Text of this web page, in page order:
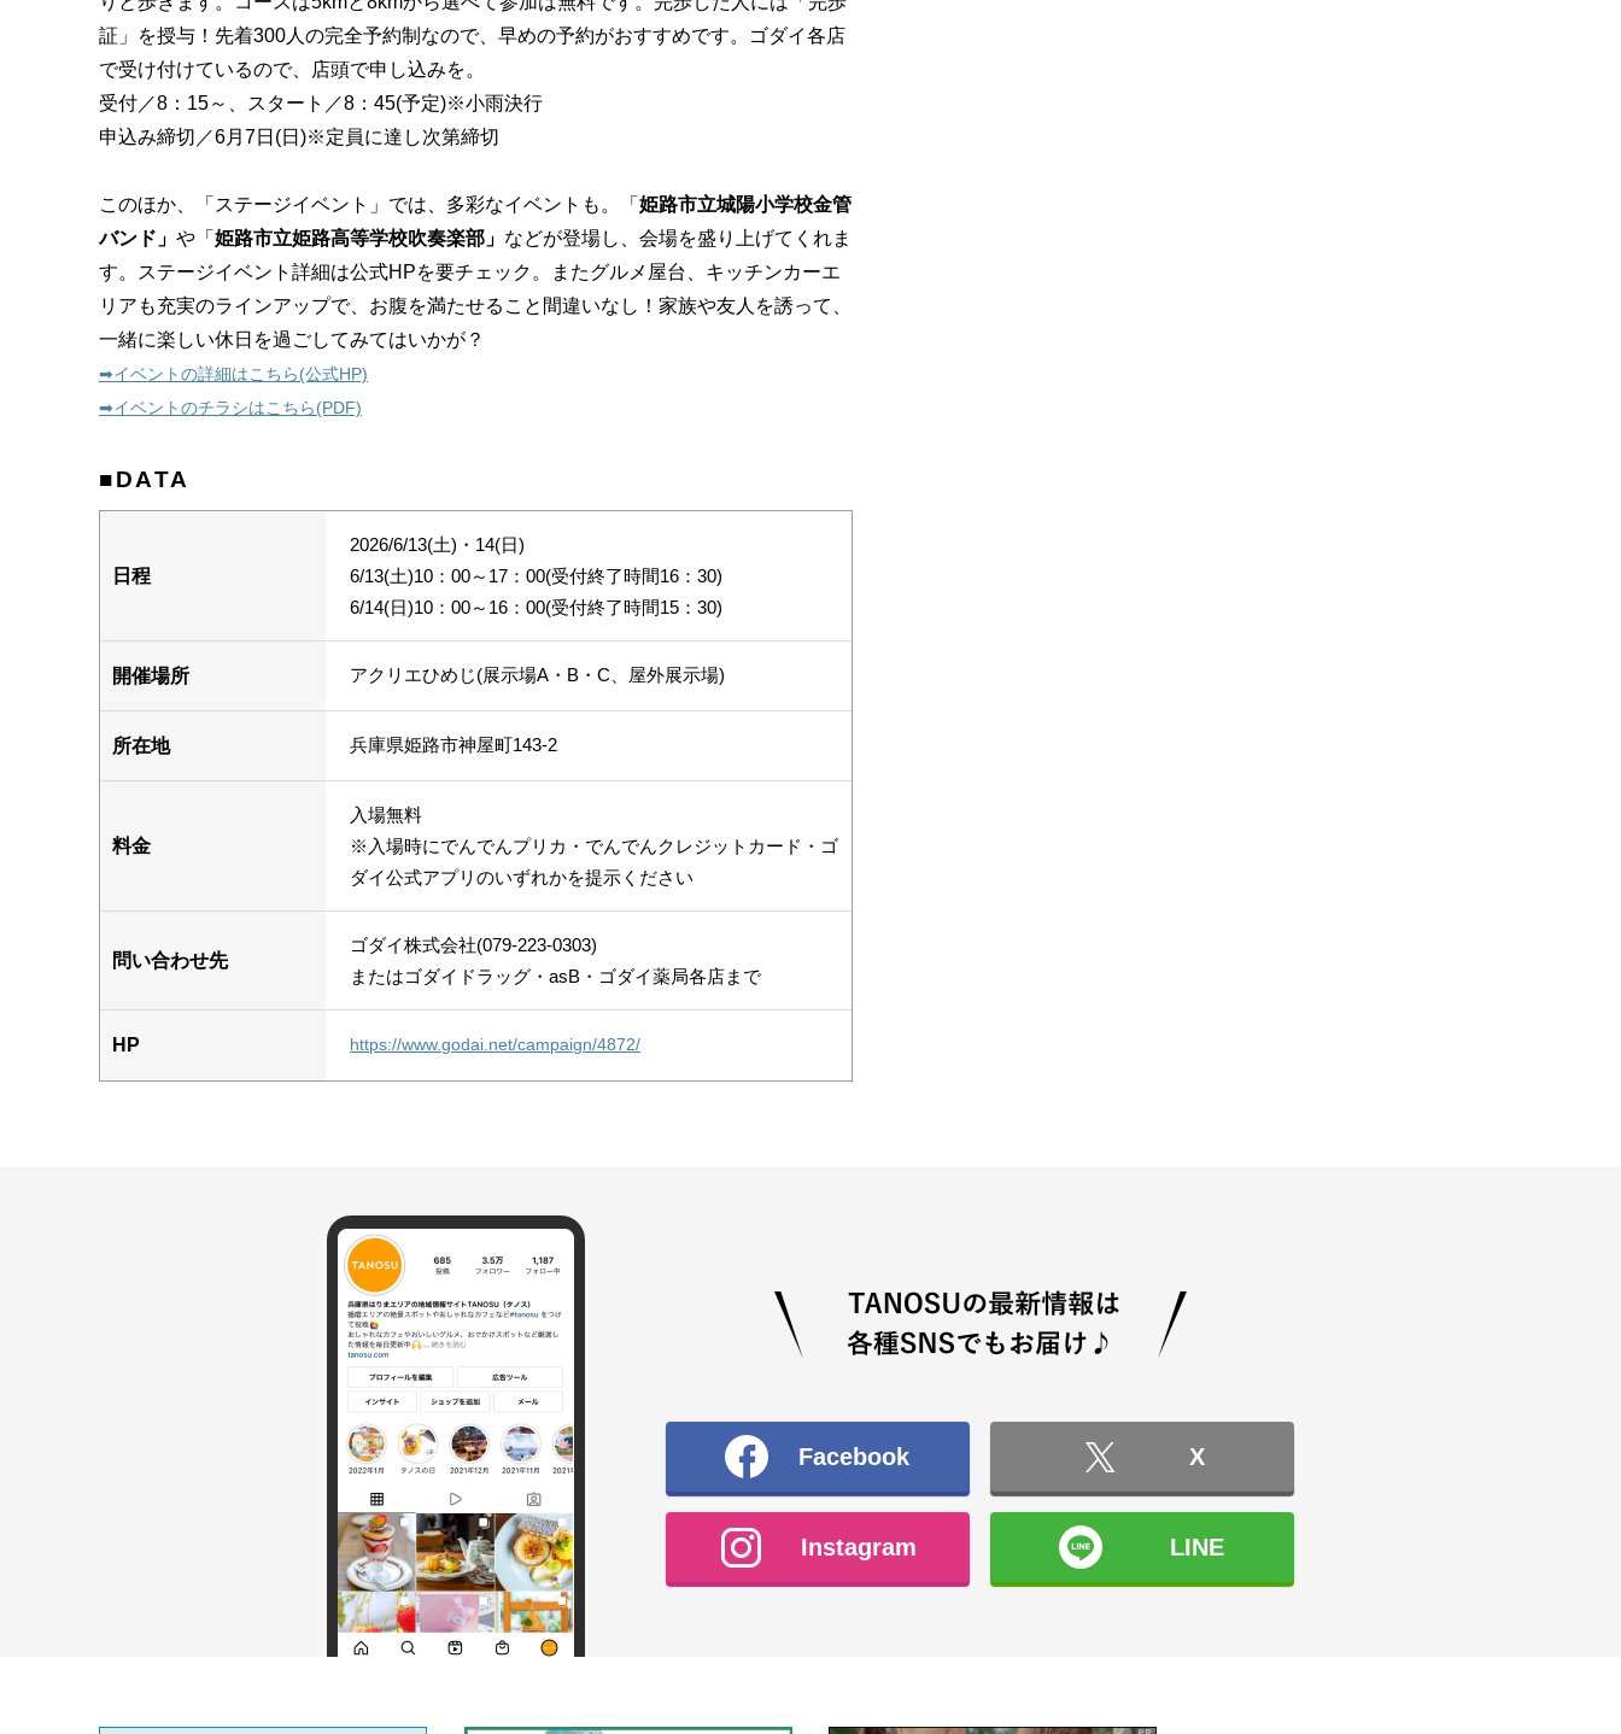
証」を授与！先着300人の完全予約制なので、早めの予約がおすすめです。ゴダイ各店
で受け付けているので、店頭で申し込みを。
受付／8：15～、スタート／8：45(予定)※小雨決行
申込み締切／6月7日(日)※定員に達し次第締切
このほか、「ステージイベント」では、多彩なイベントも。「 姫路市立城陽小学校金管
バンド」 や「 姫路市立姫路高等学校吹奏楽部」 などが登場し、会場を盛り上げてくれま
す。ステージイベント詳細は公式HPを要チェック。またグルメ屋台、キッチンカーエ
リアも充実のラインアップで、お腹を満たせること間違いなし！家族や友人を誘って、
一緒に楽しい休日を過ごしてみてはいかが？
➡︎イベントの詳細はこちら(公式HP)
➡︎イベントのチラシはこちら(PDF)
■DATA
日程
2026/6/13(土)・14(日)
6/13(土)10：00～17：00(受付終了時間16：30)
6/14(日)10：00～16：00(受付終了時間15：30)
開催場所 アクリエひめじ(展示場A・B・C、屋外展示場)
所在地 兵庫県姫路市神屋町143-2
料金
入場無料
※入場時にでんでんプリカ・でんでんクレジットカード・ゴ
ダイ公式アプリのいずれかを提示ください
問い合わせ先
ゴダイ株式会社(079-223-0303)
またはゴダイドラッグ・asB・ゴダイ薬局各店まで
HP https://www.godai.net/campaign/4872/
Facebook X
Instagram LINE